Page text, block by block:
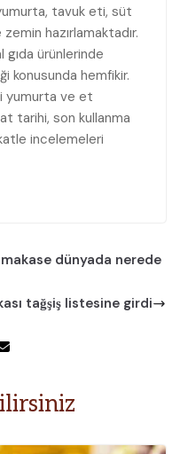
tavuk eti, süt
hazırlamaktadır.
ürünlerinde
konusunda hemfikir.
yumurta ve et
tarihi, son kullanma
incelemeleri
dünyada nerede
tağşiş listesine girdi